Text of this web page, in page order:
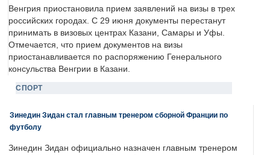
Венгрия приостановила прием заявлений на визы в трех
российских городах. С 29 июня документы перестанут
принимать в визовых центрах Казани, Самары и Уфы.
Отмечается, что прием документов на визы
приостанавливается по распоряжению Генерального
консульства Венгрии в Казани.
СПОРТ
Зинедин Зидан стал главным тренером сборной Франции по
футболу
Зинедин Зидан официально назначен главным тренером